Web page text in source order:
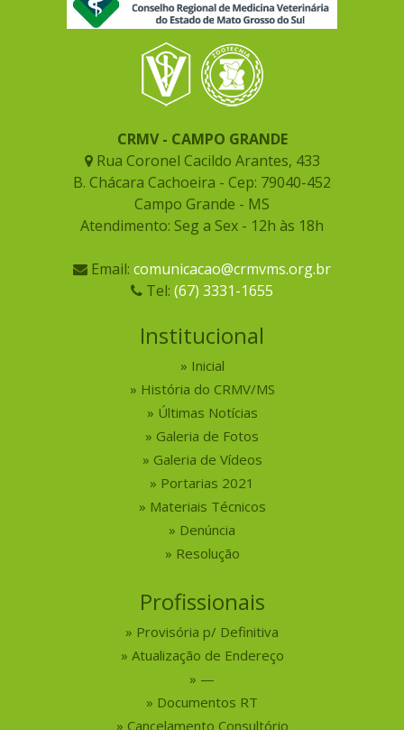
CRMV - CAMPO GRANDE
Rua Coronel Cacildo Arantes, 433
B. Chácara Cachoeira - Cep: 79040-452
Campo Grande - MS
Atendimento: Seg a Sex - 12h às 18h
Email: comunicacao@crmvms.org.br
Tel: (67) 3331-1655
Institucional
Inicial
História do CRMV/MS
Últimas Notícias
Galeria de Fotos
Galeria de Vídeos
Portarias 2021
Materiais Técnicos
Denúncia
Resolução
Profissionais
Provisória p/ Definitiva
Atualização de Endereço
—
Documentos RT
Cancelamento Consultório